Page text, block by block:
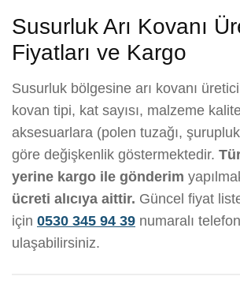
Susurluk Arı Kovanı
Fiyatları ve Kargo
Susurluk bölgesine arı kovanı
kovan tipi, kat sayısı, malzeme
aksesuarlara (polen tuzağı,
göre değişkenlik göstermektedir.
yerine kargo ile gönderim
ücreti alıcıya aittir. Güncel fiyat
için 0530 345 94 39 numaralı
ulaşabilirsiniz.